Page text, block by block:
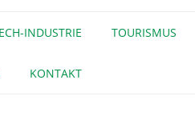
INDUSTRIE TOURISMUS
KONTAKT